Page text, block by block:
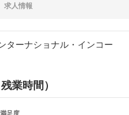
求人情報
ターナショナル・インコー
業時間）